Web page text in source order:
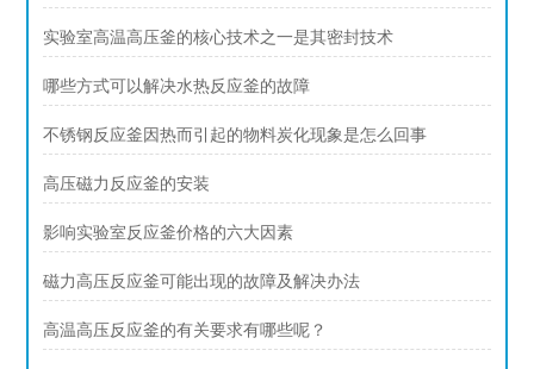
实验室高温高压釜的核心技术之一是其密封技术
哪些方式可以解决水热反应釜的故障
不锈钢反应釜因热而引起的物料炭化现象是怎么回事
高压磁力反应釜的安装
影响实验室反应釜价格的六大因素
磁力高压反应釜可能出现的故障及解决办法
高温高压反应釜的有关要求有哪些呢？